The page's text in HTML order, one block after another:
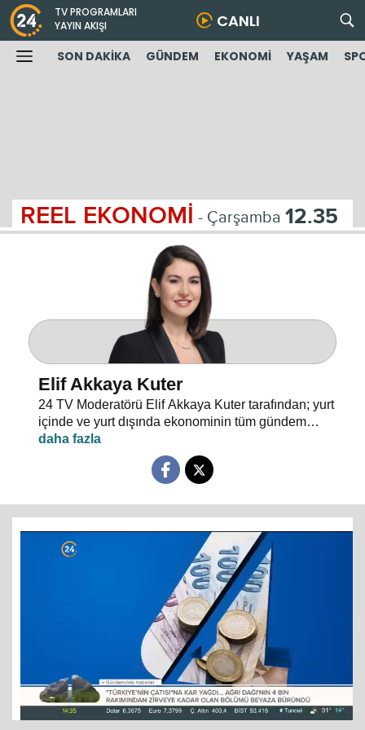
TV PROGRAMLARI
YAYIN AKIŞI
CANLI
SON DAKİKA GÜNDEM EKONOMİ YAŞAM
REEL EKONOMİ - Çarşamba 12.35
Elif Akkaya Kuter
24 TV Moderatörü Elif Akkaya Kuter tarafından; yurt
içinde ve yurt dışında ekonominin tüm gündem
maddeleri ve alanında uzman stüdyo konuklarıyla
sebep sonuç ilişkileri analiz ediliyor.